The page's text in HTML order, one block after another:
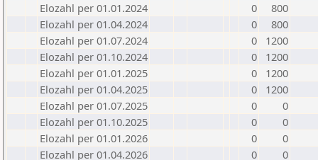
Elozahl per 01.01.2024
0
800
Elozahl per 01.04.2024
0
800
Elozahl per 01.07.2024
0
1200
Elozahl per 01.10.2024
0
1200
Elozahl per 01.01.2025
0
1200
Elozahl per 01.04.2025
0
1200
Elozahl per 01.07.2025
0
0
Elozahl per 01.10.2025
0
0
Elozahl per 01.01.2026
0
0
Elozahl per 01.04.2026
0
0